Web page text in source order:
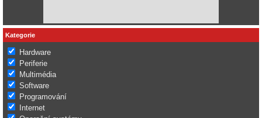
Kategorie
Hardware
Periferie
Multimédia
Software
Programování
Internet